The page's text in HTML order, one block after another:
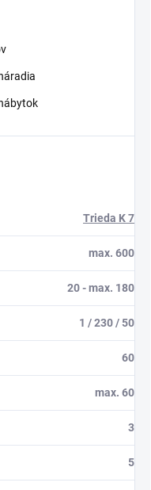
Trieda K 7
max. 600
20 - max. 180
1 / 230 / 50
60
max. 60
3
5